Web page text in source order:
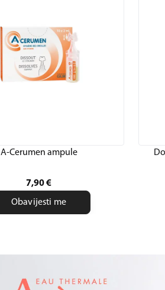
A-Cerumen ampule
7,90€
Obavijesti me